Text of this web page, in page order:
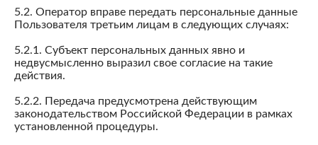
5.2. Оператор вправе передать персональные данные
Пользователя третьим лицам в следующих случаях:
5.2.1. Субъект персональных данных явно и
недвусмысленно выразил свое согласие на такие
действия.
5.2.2. Передача предусмотрена действующим
законодательством Российской Федерации в рамках
установленной процедуры.